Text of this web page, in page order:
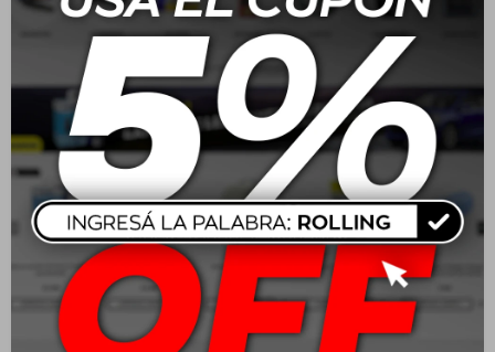
eléctricas.
Características:
Tipo: Halógena
Base: HB4 / 9006
Potencia: 55W
Voltaje: 12V
Temperatura de color: 4500K
Luz blanca con efecto xenón
Producto original Narva
No requiere relay ni elevador de tensión
Aplicación:
Compatible con vehículos que utilizan lámparas HB4/9006.